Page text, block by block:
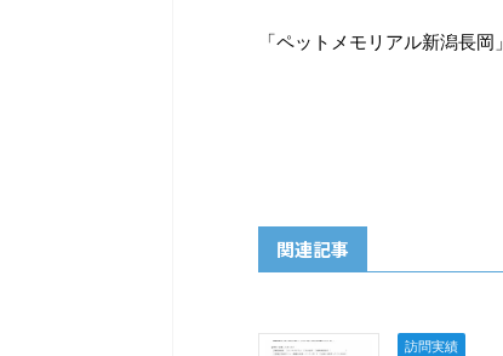
「ペットメモリアル新潟長岡」
関連記事
訪問実績